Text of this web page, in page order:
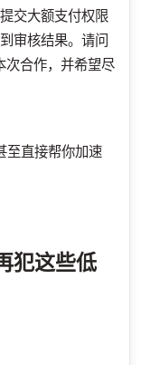
交大额支付权限
审核结果。请问
次合作，并希望尽
至直接帮你加速
犯这些低